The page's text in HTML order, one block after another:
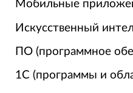
Мобильные
Искусственный
ПО (программное
1С (программы и